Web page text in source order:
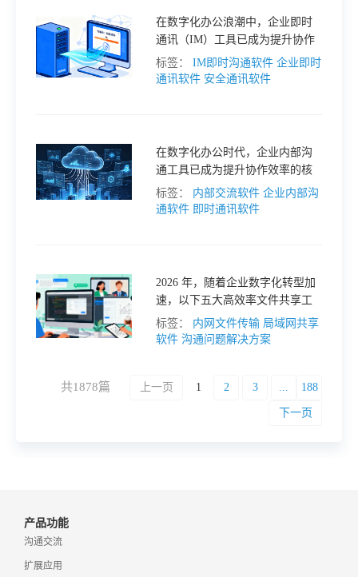
出针对性解决对策，助力构建 “亲
清” 政商关系。
在数字化办公浪潮中，企业即时
通讯（IM）工具已成为提升协作
效率的核心基础设施。然而，面
对市场上数十款产品，企业选型
从需求匹配到价值落地的选型框
架。
标签： IM即时沟通软件 企业即时
通讯软件 安全通讯软件
在数字化办公时代，企业内部沟
通工具已成为提升协作效率的核
心基础设施。从传统邮件到即时
通讯，工具的迭代直接影响组织
企业选择最适配的协作方案。
标签： 内部交流软件 企业内部沟
通软件 即时通讯软件
2026 年，随着企业数字化转型加
速，以下五大高效率文件共享工
具成为解决局域网文件传输痛点
的首选方案。
标签： 内网文件传输 局域网共享
软件 沟通问题解决方案
共1878篇 上一页 1 2 3 ... 188
下一页
产品功能
沟通交流
扩展应用